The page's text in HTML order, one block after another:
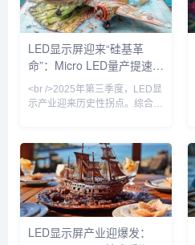
度订单排期已满，其中政务指挥
中心、企业会议室和高端零售门
店成为主要需求方。与此同时，
上游芯片价格企稳，RGB封装
产能利用率回升至85%以上，行
12天
LED显示屏迎来“硅基革
命”：Micro LED量产提速，
户外广告牌进入“透明+裸眼
3D”新时代
<br />2025年第三季度，LED显
示产业迎来历史性拐点。综合近
管）芯片成本同比下降31%，首
次逼近商用临界点。三星、
LG、京东方等巨头相继宣布其
Micro LED产线良率突破
99.9%，而国内厂商三安光电、
华灿光电的MIP（Micro in
Package）封装方案已实现月产
LED显示屏产业迎爆发：